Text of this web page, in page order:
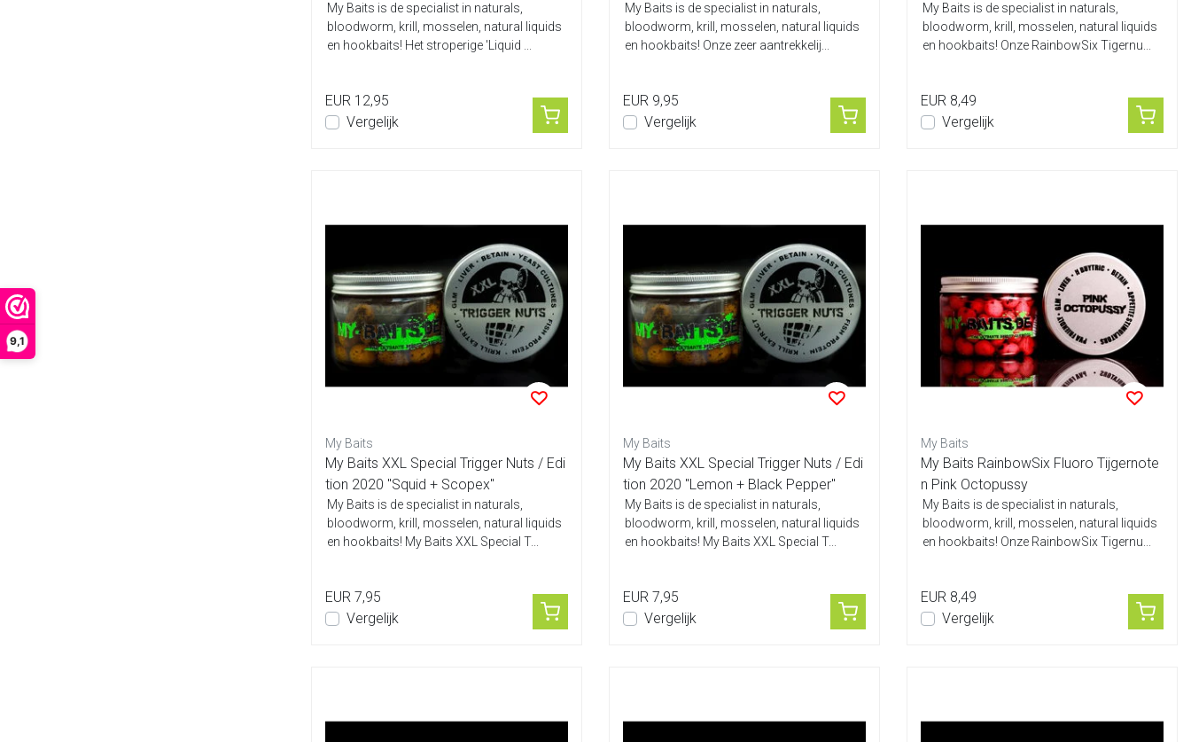
9,1
My Baits is de specialist in naturals,
bloodworm, krill, mosselen, natural liquids
en hookbaits! Het stroperige 'Liquid ...
EUR 12,95
Vergelijk
My Baits is de specialist in naturals,
bloodworm, krill, mosselen, natural liquids
en hookbaits! Onze zeer aantrekkelij...
EUR 9,95
Vergelijk
My Baits is de specialist in naturals,
bloodworm, krill, mosselen, natural liquids
en hookbaits! Onze RainbowSix Tigernu...
EUR 8,49
Vergelijk
My Baits
My Baits XXL Special Trigger Nuts / Edi
tion 2020 "Squid + Scopex"
My Baits is de specialist in naturals,
bloodworm, krill, mosselen, natural liquids
en hookbaits! My Baits XXL Special T...
EUR 7,95
Vergelijk
My Baits
My Baits XXL Special Trigger Nuts / Edi
tion 2020 "Lemon + Black Pepper"
My Baits is de specialist in naturals,
bloodworm, krill, mosselen, natural liquids
en hookbaits! My Baits XXL Special T...
EUR 7,95
Vergelijk
My Baits
My Baits RainbowSix Fluoro Tijgernote
n Pink Octopussy
My Baits is de specialist in naturals,
bloodworm, krill, mosselen, natural liquids
en hookbaits! Onze RainbowSix Tigernu...
EUR 8,49
Vergelijk